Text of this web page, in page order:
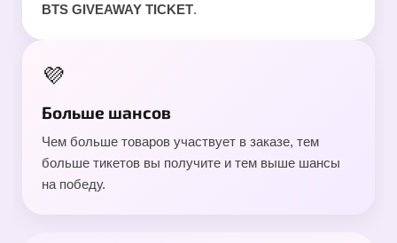
BTS GIVEAWAY TICKET.
💜
Больше шансов
Чем больше товаров участвует в заказе, тем
больше тикетов вы получите и тем выше шансы
на победу.